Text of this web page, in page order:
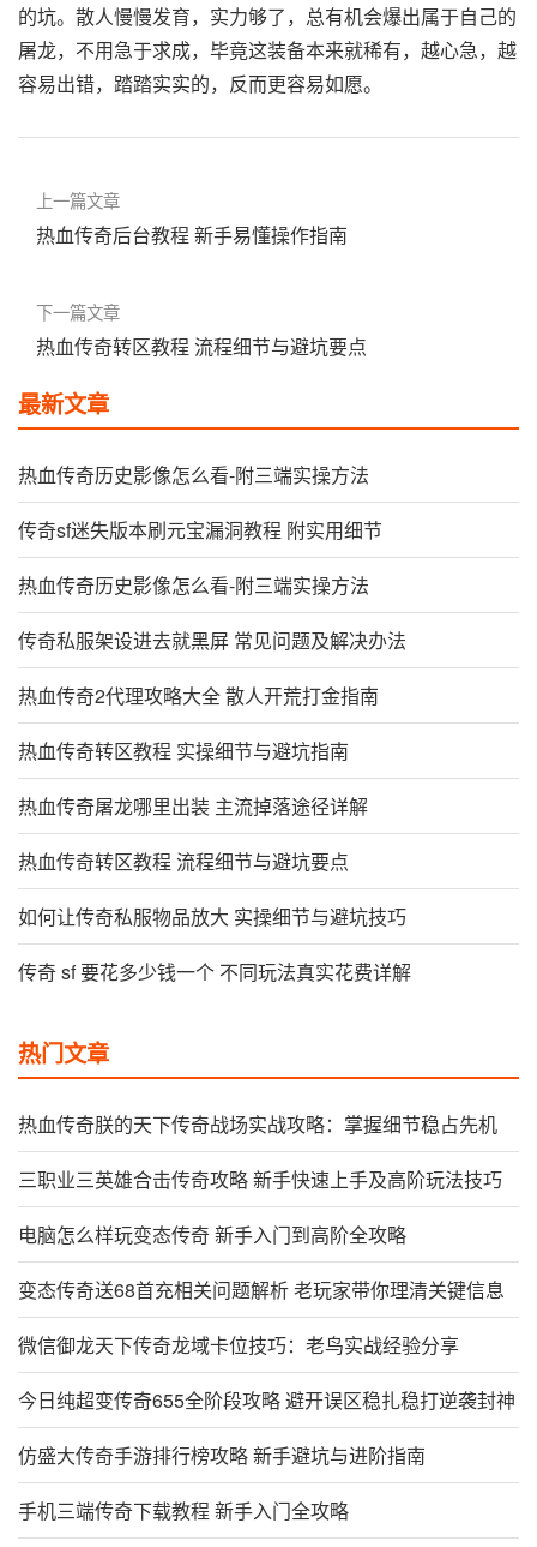
的坑。散人慢慢发育，实力够了，总有机会爆出属于自己的
屠龙，不用急于求成，毕竟这装备本来就稀有，越心急，越
容易出错，踏踏实实的，反而更容易如愿。
上一篇文章
热血传奇后台教程 新手易懂操作指南
下一篇文章
热血传奇转区教程 流程细节与避坑要点
最新文章
热血传奇历史影像怎么看-附三端实操方法
传奇sf迷失版本刷元宝漏洞教程 附实用细节
热血传奇历史影像怎么看-附三端实操方法
传奇私服架设进去就黑屏 常见问题及解决办法
热血传奇2代理攻略大全 散人开荒打金指南
热血传奇转区教程 实操细节与避坑指南
热血传奇屠龙哪里出装 主流掉落途径详解
热血传奇转区教程 流程细节与避坑要点
如何让传奇私服物品放大 实操细节与避坑技巧
传奇 sf 要花多少钱一个 不同玩法真实花费详解
热门文章
热血传奇朕的天下传奇战场实战攻略：掌握细节稳占先机
三职业三英雄合击传奇攻略 新手快速上手及高阶玩法技巧
电脑怎么样玩变态传奇 新手入门到高阶全攻略
变态传奇送68首充相关问题解析 老玩家带你理清关键信息
微信御龙天下传奇龙域卡位技巧：老鸟实战经验分享
今日纯超变传奇655全阶段攻略 避开误区稳扎稳打逆袭封神
仿盛大传奇手游排行榜攻略 新手避坑与进阶指南
手机三端传奇下载教程 新手入门全攻略